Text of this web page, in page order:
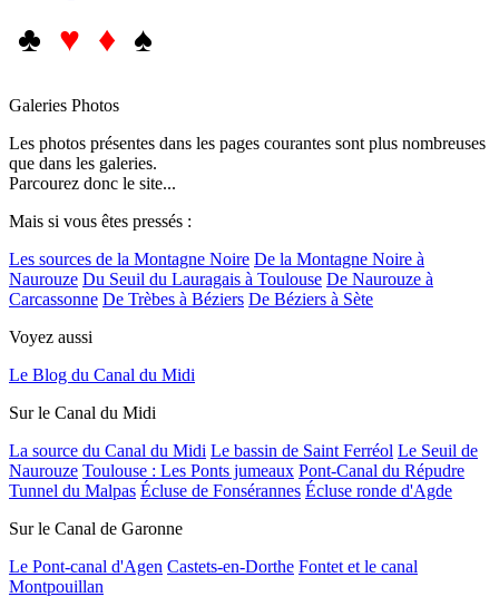
♣ ♥ ♦ ♠
Galeries Photos
Les photos présentes dans les pages courantes sont plus nombreuses
que dans les galeries.
Parcourez donc le site...
Mais si vous êtes pressés :
Les sources de la Montagne Noire De la Montagne Noire à
Naurouze Du Seuil du Lauragais à Toulouse De Naurouze à
Carcassonne De Trèbes à Béziers De Béziers à Sète
Voyez aussi
Le Blog du Canal du Midi
Sur le Canal du Midi
La source du Canal du Midi Le bassin de Saint Ferréol Le Seuil de
Naurouze Toulouse : Les Ponts jumeaux Pont-Canal du Répudre
Tunnel du Malpas Écluse de Fonsérannes Écluse ronde d'Agde
Sur le Canal de Garonne
Le Pont-canal d'Agen Castets-en-Dorthe Fontet et le canal
Montpouillan